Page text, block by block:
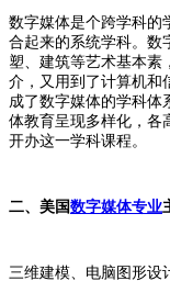
数字媒体是个跨学科的
合起来的系统学科。数
塑、建筑等艺术基本素
介，又用到了计算机和
成了数字媒体的学科体
体教育呈现多样化，各
开办这一学科课程。
二、美国数字媒体专业
三维建模、电脑图形设